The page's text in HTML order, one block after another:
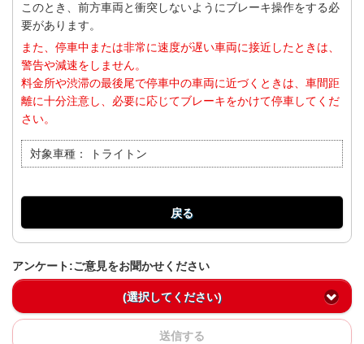
このとき、前方車両と衝突しないようにブレーキ操作をする必
要があります。
また、停車中または非常に速度が遅い車両に接近したときは、
警告や減速をしません。
料金所や渋滞の最後尾で停車中の車両に近づくときは、車間距
離に十分注意し、必要に応じてブレーキをかけて停車してくだ
さい。
対象車種： トライトン
戻る
アンケート:ご意見をお聞かせください
(選択してください)
送信する